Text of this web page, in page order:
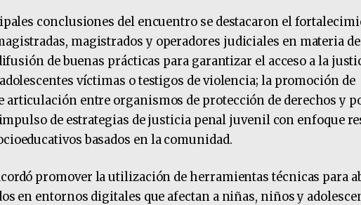
conclusiones del encuentro se destacaron el
magistrados y operadores judiciales en materia
de buenas prácticas para garantizar el acceso a la
víctimas o testigos de violencia; la promoción de
articulación entre organismos de protección de derechos y
de estrategias de justicia penal juvenil con enfoque
basados en la comunidad.
promover la utilización de herramientas técnicas para
en entornos digitales que afectan a niñas, niños y